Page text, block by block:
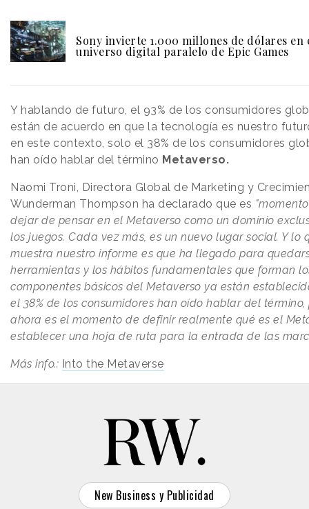
Sony invierte 1.000 millones de dólares en
universo digital paralelo de Epic Games
Y hablando de futuro, el 93% de los consumidores
están de acuerdo en que la tecnología es nuestro
en este contexto, solo el 38% de los consumidores
han oído hablar del término Metaverso.
Naomi Troni, Directora Global de Marketing y
Wunderman Thompson ha declarado que es
dejar de pensar en el Metaverso como un dominio
los juegos. Cada vez más, es un nuevo lugar social. Y lo
muestra nuestro informe es que ha llegado para
herramientas y los hábitos fundamentales que forman
componentes básicos del Metaverso ya están
el 38% de los consumidores han oído hablar del término,
ahora es el momento de definir realmente qué es el
establecer una hoja de ruta para la entrada de las
Más info.: Into the Metaverse
New Business y Publicidad